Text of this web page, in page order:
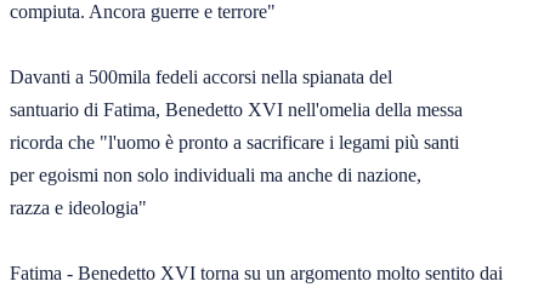
compiuta. Ancora guerre e terrore"
Davanti a 500mila fedeli accorsi nella spianata del
santuario di Fatima, Benedetto XVI nell'omelia della messa
ricorda che "l'uomo è pronto a sacrificare i legami più santi
per egoismi non solo individuali ma anche di nazione,
razza e ideologia"
Fatima - Benedetto XVI torna su un argomento molto sentito dai